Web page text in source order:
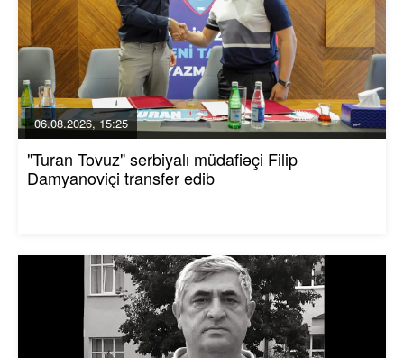
06.08.2026, 15:25
"Turan Tovuz" serbiyalı müdafiəçi Filip
Damyanoviçi transfer edib